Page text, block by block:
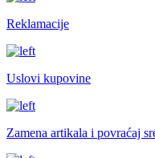
Reklamacije
Uslovi kupovine
Zamena artikala i povraćaj